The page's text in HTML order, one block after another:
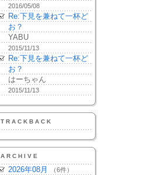
2016/05/08
Re:下見を兼ねて一杯ど
お？
YABU
2015/11/13
Re:下見を兼ねて一杯ど
お？
はーちゃん
2015/11/13
TRACKBACK
ARCHIVE
2026年08月 （6件）